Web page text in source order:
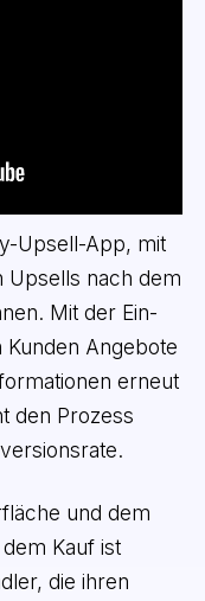
Upsell-App, mit
Upsells nach dem
Mit der Ein-
Angebote
erneut
den Prozess
und dem
Kauf ist
die ihren